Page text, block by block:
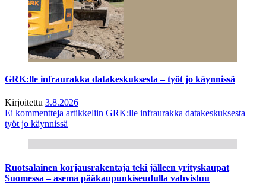
GRK:lle infraurakka datakeskuksesta – työt jo käynnissä
Kirjoitettu 3.8.2026
Ei kommentteja artikkeliin GRK:lle infraurakka datakeskuksesta –
työt jo käynnissä
Ruotsalainen korjausrakentaja teki jälleen yrityskaupat
Suomessa – asema pääkaupunkiseudulla vahvistuu